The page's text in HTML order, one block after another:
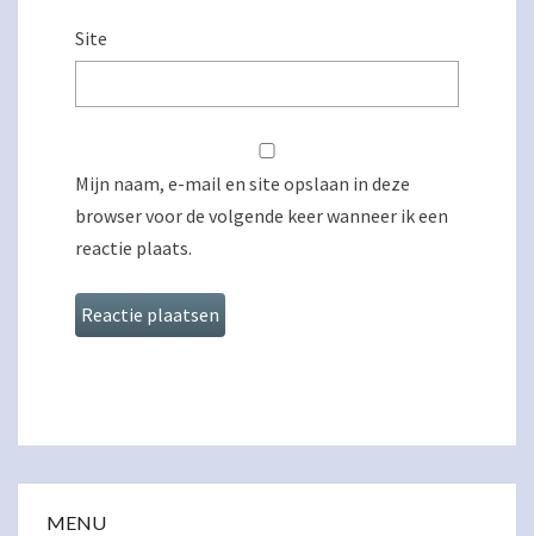
Site
Mijn naam, e-mail en site opslaan in deze
browser voor de volgende keer wanneer ik een
reactie plaats.
MENU